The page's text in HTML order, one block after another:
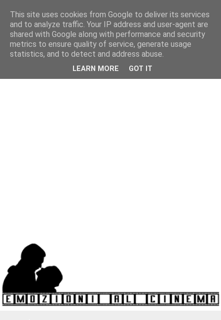
This site uses cookies from Google to deliver its services
and to analyze traffic. Your IP address and user-agent are
shared with Google along with performance and security
metrics to ensure quality of service, generate usage
statistics, and to detect and address abuse.
LEARN MORE GOT IT